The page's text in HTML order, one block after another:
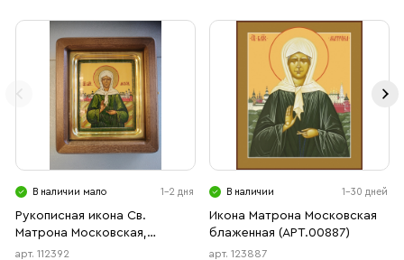
В наличии мало 1-2 дня
Рукописная икона Св.
Матрона Московская,
писаная икона
арт. 112392
В наличии 1-30 дней
Икона Матрона Московская
блаженная (АРТ.00887)
арт. 123887